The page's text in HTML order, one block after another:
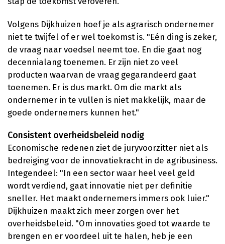
Volgens Dijkhuizen hoef je als agrarisch ondernemer
niet te twijfel of er wel toekomst is. "Eén ding is zeker,
de vraag naar voedsel neemt toe. En die gaat nog
decennialang toenemen. Er zijn niet zo veel
producten waarvan de vraag gegarandeerd gaat
toenemen. Er is dus markt. Om die markt als
ondernemer in te vullen is niet makkelijk, maar de
goede ondernemers kunnen het."
Consistent overheidsbeleid nodig
Economische redenen ziet de juryvoorzitter niet als
bedreiging voor de innovatiekracht in de agribusiness.
Integendeel: "In een sector waar heel veel geld
wordt verdiend, gaat innovatie niet per definitie
sneller. Het maakt ondernemers immers ook luier."
Dijkhuizen maakt zich meer zorgen over het
overheidsbeleid. "Om innovaties goed tot waarde te
brengen en er voordeel uit te halen, heb je een